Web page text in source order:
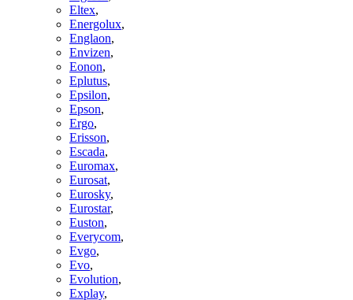
Eltex,
Energolux,
Englaon,
Envizen,
Eonon,
Eplutus,
Epsilon,
Epson,
Ergo,
Erisson,
Escada,
Euromax,
Eurosat,
Eurosky,
Eurostar,
Euston,
Everycom,
Evgo,
Evo,
Evolution,
Explay,